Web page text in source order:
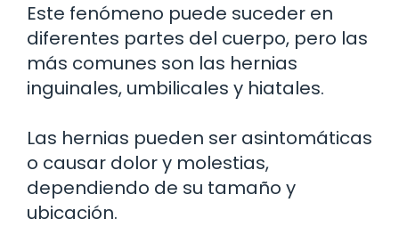
Este fenómeno puede suceder en
diferentes partes del cuerpo, pero las
más comunes son las hernias
inguinales, umbilicales y hiatales.
Las hernias pueden ser asintomáticas
o causar dolor y molestias,
dependiendo de su tamaño y
ubicación.